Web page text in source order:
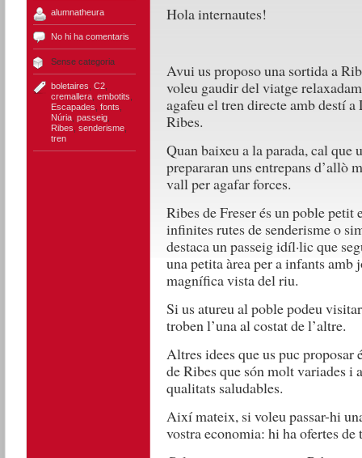
alumnatheura
No hi ha comentaris
Sense categoria
boletaires C2,
cremallera, embotits
Escapades fonts
Núria, passeig,
Ribes senderisme,
tren
Hola internautes!
Avui us proposo una sortida a
voleu gaudir del viatge
agafeu el tren directe amb destí
Ribes.
Quan baixeu a la parada, cal que
prepararan uns entrepans d’allò
vall per agafar forces.
Ribes de Freser és un poble petit
infinites rutes de senderisme o
destaca un passeig idíl·lic que
una petita àrea per a infants amb
magnífica vista del riu.
Si us atureu al poble podeu
troben l’una al costat de l’altre.
Altres idees que us puc proposar
de Ribes que són molt variades i
qualitats saludables.
Així mateix, si voleu passar-hi
vostra economia: hi ha ofertes de